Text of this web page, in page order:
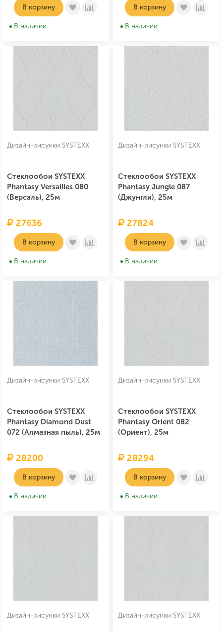
В корзину
В наличии
В корзину
В наличии
Дизайн-рисунки SYSTEXX
Стеклообои SYSTEXX
Phantasy Versailles 080
(Версаль), 25м
27636
В корзину
В наличии
Дизайн-рисунки SYSTEXX
Стеклообои SYSTEXX
Phantasy Jungle 087
(Джунгли), 25м
27824
В корзину
В наличии
Дизайн-рисунки SYSTEXX
Стеклообои SYSTEXX
Phantasy Diamond Dust
072 (Алмазная пыль), 25м
28200
В корзину
В наличии
Дизайн-рисунки SYSTEXX
Стеклообои SYSTEXX
Phantasy Orient 082
(Ориент), 25м
28294
В корзину
В наличии
Дизайн-рисунки SYSTEXX Дизайн-рисунки SYSTEXX